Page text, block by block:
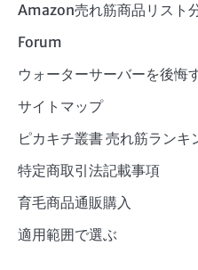
Amazon売れ筋商品リスト
Forum
ウォーターサーバーを後悔
サイトマップ
ピカキチ叢書 売れ筋ランキ
特定商取引法記載事項
育毛商品通販購入
適用範囲で選ぶ